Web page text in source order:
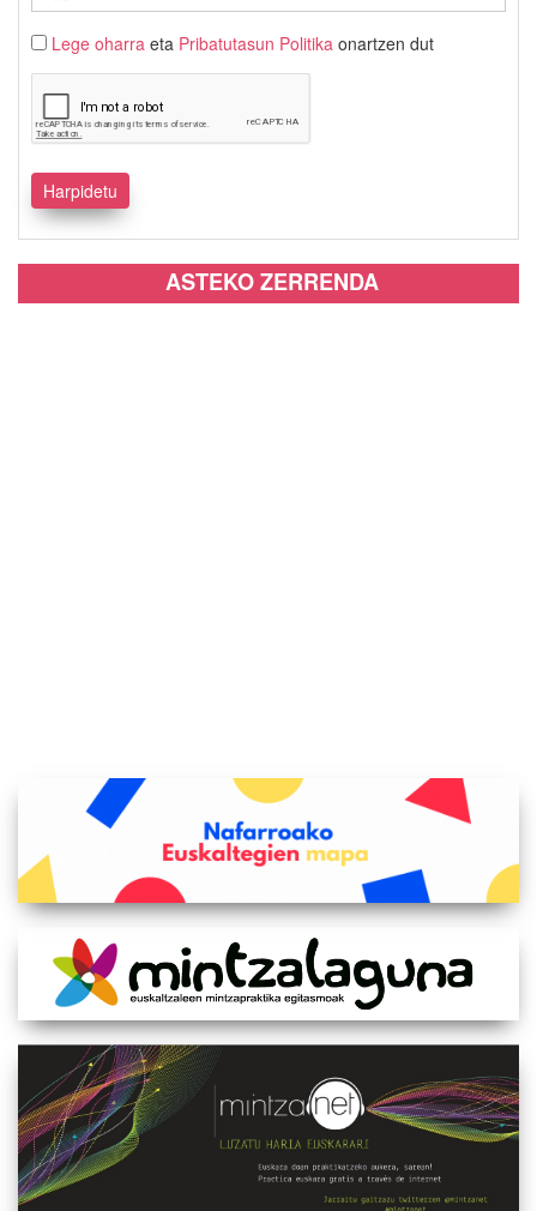
Lege oharra eta Pribatutasun Politika onartzen dut
ASTEKO ZERRENDA